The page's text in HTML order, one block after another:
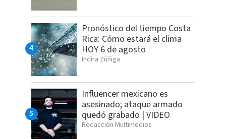
Pronóstico del tiempo Costa
Rica: Cómo estará el clima
HOY 6 de agosto
Indira Zúñiga
Influencer mexicano es
asesinado; ataque armado
quedó grabado | VIDEO
Redacción Multimedios